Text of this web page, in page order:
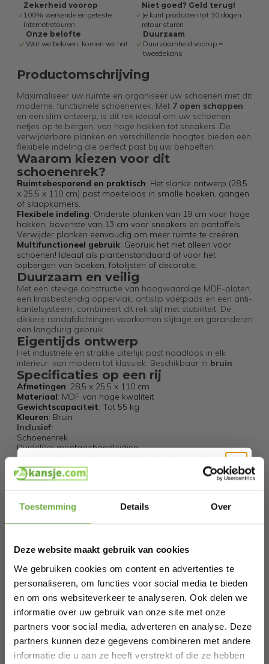
Toestemming Details Over
Deze website maakt gebruik van cookies
We gebruiken cookies om content en advertenties te
personaliseren, om functies voor social media te bieden
en om ons websiteverkeer te analyseren. Ook delen we
informatie over uw gebruik van onze site met onze
partners voor social media, adverteren en analyse. Deze
partners kunnen deze gegevens combineren met andere
informatie die u aan ze heeft verstrekt of die ze hebben
Zekerheid voorop
100% werkende en geteste
internetretouren
Niet goed? Geld terug!
Je kunt producten tot 30 dagen
retour sturen
Onze belofte
Wat we beloven, komen we na!
Duurzaam
Duurzaamheid voorop =
tweedekans
Productomschrijving
Maximaliseer uw ruimte en organiseer uw schoenen met dit
moderne, functionele schoenenrek. Met 7 open schappen
en een slim ontwerp, is dit rek ideaal om uw schoenen
netjes op te bergen, van hoge hakken tot sneakers. De
verwijderbare planken en verschillende hoogtes bieden een
flexibele indeling die perfect past bij uw behoeften.
Waarom kiezen voor dit
schoenenrek?
Ruimtebesparend en praktisch: Het slanke ontwerp (28,5
x 25,5 x 110 cm) past moeiteloos in smalle hoeken, gangen
of slaapkamers.
Flexibele indeling: Onderste planken van 19 cm voor hoge
hakken, bovenste van 13 cm voor sneakers en pantoffels.
Verwijder planken eenvoudig om meer ruimte te creëren.
Multifunctioneel gebruik: Gebruik het niet alleen voor
schoenen! Ideaal als plantenstandaard of voor het
opbergen van boeken, fotolijsten of decoratie.
Duurzaam en veilig
Met een stevige constructie van hoogwaardige MDF-platen,
een krasbestendig oppervlak, antislip voetpads en een anti-
kantelsysteem, combineert dit rek stijl met stabiliteit. De
dikkere randafdichtingen voorkomen slijtage en garanderen
een langdurig gebruik.
Eigentijds ontwerp
Het industriële en strakke uiterlijk past naadloos in elk
interieur, van modern tot klassiek. Beschikbaar in bruin
Specificaties op een rij
Afmetingen: 28,5 x 25,5 x 110 cm
Materiaal: MDF van hoge kwaliteit
Gewichtscapaciteit: Tot 55 kg
Kleuren: Bruin
Inclusief:
Schoenenrek
Duidelijke montagehandleiding
Breng orde in uw huis met dit veelzijdige schoenenrek
en geniet van een overzichtelijk en stijlvol interieur.
Artikelnummer
0783501391326
SKU
152205288
Gerelateerde producten
Coast Schoenenrek 7-delig Industrieel
Schrijf je in en ontvang
Bij 2dekansje.com profiteer je van
kortingen tot wel 70%.
Laat ons weten wanneer je jarig bent